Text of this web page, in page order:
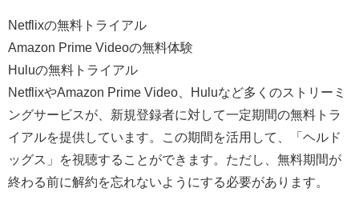
Netflixの無料トライアル
Amazon Prime Videoの無料体験
Huluの無料トライアル
NetflixやAmazon Prime Video、Huluなど多くのストリーミ
ングサービスが、新規登録者に対して一定期間の無料トラ
イアルを提供しています。この期間を活用して、「ヘルド
ッグス」を視聴することができます。ただし、無料期間が
終わる前に解約を忘れないようにする必要があります。